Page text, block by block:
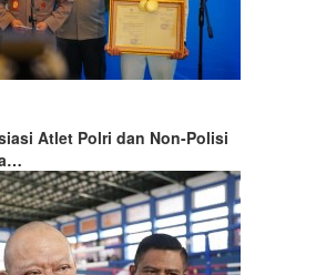
Atlet Polri dan Non-Polisi